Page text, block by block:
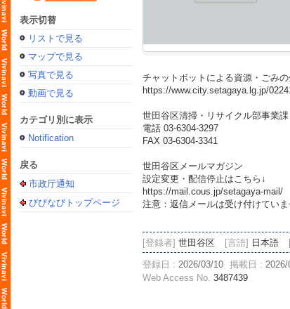
表示切替
リストで見る
マップで見る
写真で見る
動画で見る
カテゴリ別に表示
Notification
戻る
市政厅通知
びびなびトップページ
チャットボットによる資源・ごみ
https://www.city.setagaya.lg.jp/
世田谷区清掃・リサイクル部事業課
電話 03-6304-3297
FAX 03-6304-3341
世田谷区メールマガジン
設定変更・配信停止はこちら↓
https://mail.cous.jp/setagaya-mail/
注意：返信メールは受け付けていま
[登録者] 世田谷区 [言語] 日本語
登録日 : 2026/03/10 掲載日 : 2026/
Web Access No. 3487439